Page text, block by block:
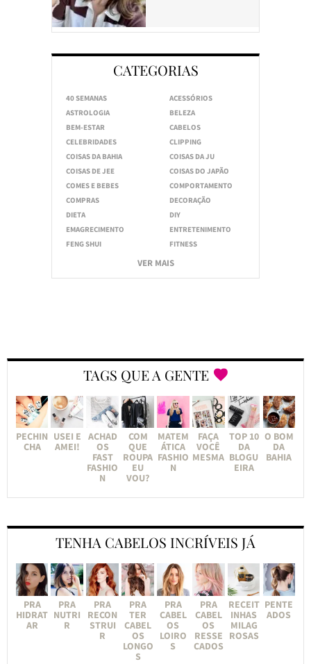
CATEGORIAS
40 SEMANAS
ACESSÓRIOS
ASTROLOGIA
BELEZA
BEM-ESTAR
CABELOS
CELEBRIDADES
CLIPPING
COISAS DA BAHIA
COISAS DA JU
COISAS DE JEE
COISAS DO JAPÃO
COMES E BEBES
COMPORTAMENTO
COMPRAS
DECORAÇÃO
DIETA
DIY
EMAGRECIMENTO
ENTRETENIMENTO
FENG SHUI
FITNESS
VER MAIS
TAGS QUE A GENTE
PECHIN
CHA
USEI E
AMEI!
ACHAD
OS
FAST
FASHIO
N
COM
QUE
ROUPA
EU
VOU?
MATEM
ÁTICA
FASHIO
N
FAÇA
VOCÊ
MESMA
TOP 10
DA
BLOGU
EIRA
O BOM
DA
BAHIA
TENHA CABELOS INCRÍVEIS JÁ
PRA
HIDRAT
AR
PRA
NUTRI
R
PRA
RECON
STRUI
R
PRA
TER
CABEL
OS
LONGO
S
PRA
CABEL
OS
LOIRO
S
PRA
CABEL
OS
RESSE
CADOS
RECEIT
INHAS
MILAG
ROSAS
PENTE
ADOS